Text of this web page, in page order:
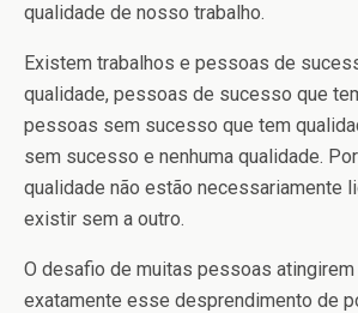
qualidade de nosso trabalho.
Existem trabalhos e pessoas de
qualidade, pessoas de sucesso que
pessoas sem sucesso que tem
sem sucesso e nenhuma qualidade.
qualidade não estão necessariamente
existir sem a outro.
O desafio de muitas pessoas
exatamente esse desprendimento de